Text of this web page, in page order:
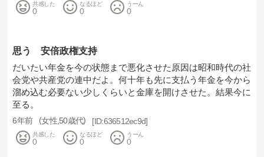
共感した
0
なるほど
0
うーん
0
思う 安倍政権支持
だいたい年金を今の状態まで悪化させた原因は昭和時代の社
会党や共産党の連中だよ。何十年も先に支払う年金を今から
溜め込む必要ない少しくらいと金庫を開けさせた。結果今に
至る。
6年前 女性 50歳代 636512ec9d
共感した
0
なるほど
0
うーん
0